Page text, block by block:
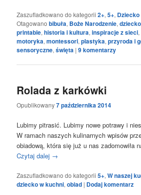
Zaszufladkowano do kategorii 2+,5+,
Otagowano bibuła, Boże Narodzenie,
printable,historia i kultura,inspiracje z sieci,
motoryka,montessori,plastyka,przyroda i
sensoryczne,święta |9komentarzy
Rolada z karkówki
Opublikowany7 października 2014
Lubimy pitrasić. Lubimy nowe potrawy i
W ramach naszych kulinarnych wpisów
obiadową, która się już u nas zadomowiła
Czytaj dalej →
Zaszufladkowano do kategorii 5+,W naszej
dziecko w kuchni,obiad | Dodaj komentarz